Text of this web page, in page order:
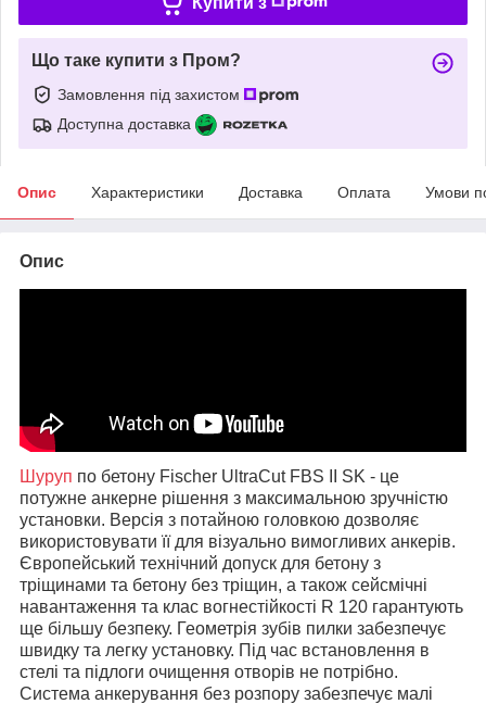
Що таке купити з Пром?
Замовлення під захистом
Доступна доставка
Опис Характеристики Доставка Оплата Умови
Опис
Шуруп по бетону Fischer UltraCut FBS II SK - це
потужне анкерне рішення з максимальною зручністю
установки. Версія з потайною головкою дозволяє
використовувати її для візуально вимогливих анкерів.
Європейський технічний допуск для бетону з
тріщинами та бетону без тріщин, а також сейсмічні
навантаження та клас вогнестійкості R 120 гарантують
ще більшу безпеку. Геометрія зубів пилки забезпечує
швидку та легку установку. Під час встановлення в
стелі та підлоги очищення отворів не потрібно.
Система анкерування без розпору забезпечує малі